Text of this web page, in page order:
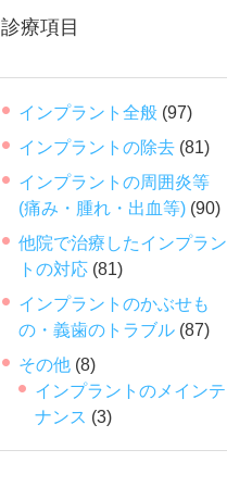
診療項目
インプラント全般 (97)
インプラントの除去 (81)
インプラントの周囲炎等
(痛み・腫れ・出血等) (90)
他院で治療したインプラン
トの対応 (81)
インプラントのかぶせも
の・義歯のトラブル (87)
その他 (8)
インプラントのメインテ
ナンス (3)